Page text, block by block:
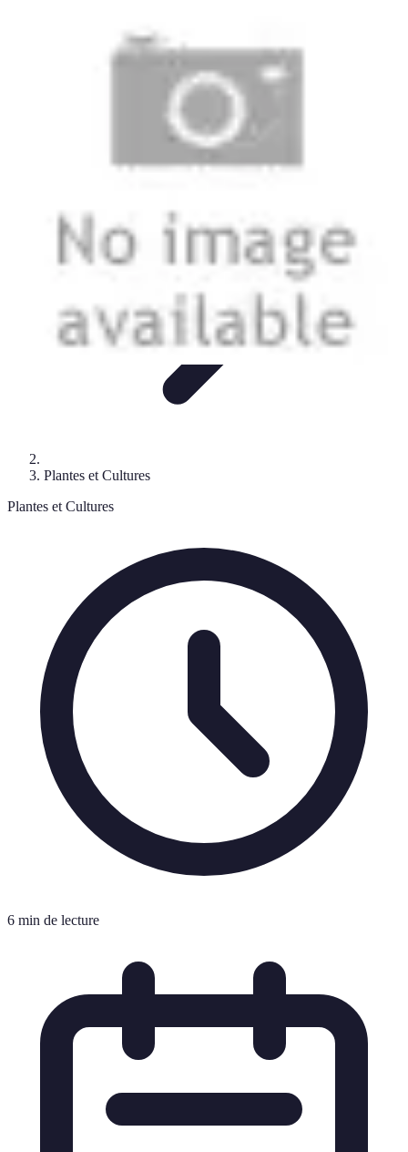
Entretien et Aménagement
Entretien du Jardin Conseils Pratiques
Plantes et Cultures
Plantes et Cultures
6 min de lecture